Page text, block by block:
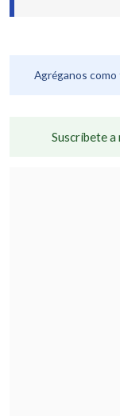
Agréganos
Suscríbete a